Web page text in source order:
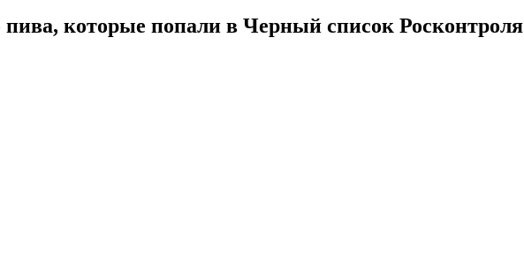
пива, которые попали в Черный список Росконтроля